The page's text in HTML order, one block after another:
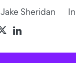
Jake Sheridan In